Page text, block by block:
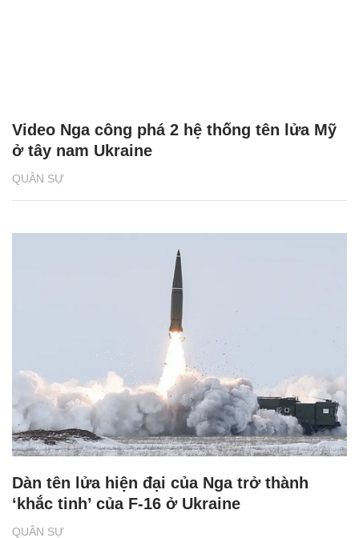
QUÂN SỰ
Video Nga công phá 2 hệ thống tên lửa Mỹ
ở tây nam Ukraine
QUÂN SỰ
Dàn tên lửa hiện đại của Nga trở thành
‘khắc tinh’ của F-16 ở Ukraine